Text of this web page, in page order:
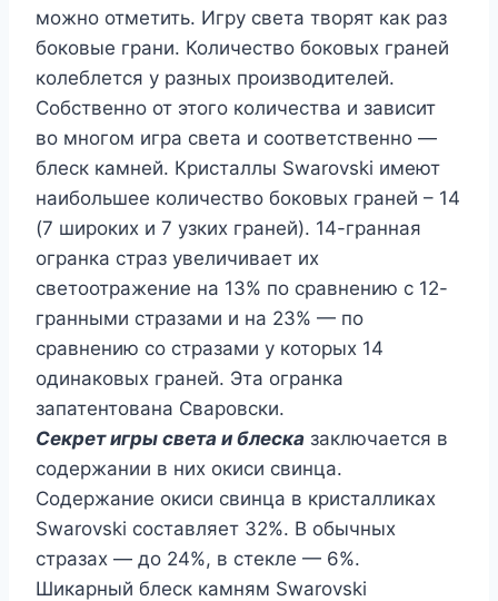
можно отметить. Игру света творят как раз
боковые грани. Количество боковых граней
колеблется у разных производителей.
Собственно от этого количества и зависит
во многом игра света и соответственно —
блеск камней. Кристаллы Swarovski имеют
наибольшее количество боковых граней – 14
(7 широких и 7 узких граней). 14-гранная
огранка страз увеличивает их
светоотражение на 13% по сравнению с 12-
гранными стразами и на 23% — по
сравнению со стразами у которых 14
одинаковых граней. Эта огранка
запатентована Сваровски.
Секрет игры света и блеска заключается в
содержании в них окиси свинца.
Содержание окиси свинца в кристалликах
Swarovski составляет 32%. В обычных
стразах — до 24%, в стекле — 6%.
Шикарный блеск камням Swarovski